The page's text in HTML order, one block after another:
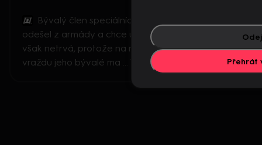
Přehrát
Bývalý člen speciálních jednotek Bryan Mills
odešel z armády a chce už žít v klidu. Dlouho to
však netrvá, protože na něj chce někdo hodit
vraždu jeho bývalé ma ...
Více